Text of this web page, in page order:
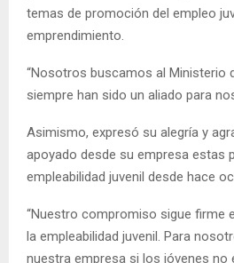
temas de promoción del empleo
emprendimiento.
“Nosotros buscamos al Ministerio
siempre han sido un aliado para
Asimismo, expresó su alegría y
apoyado desde su empresa estas
empleabilidad juvenil desde hace
“Nuestro compromiso sigue firme
la empleabilidad juvenil. Para
nuestra empresa si los jóvenes no